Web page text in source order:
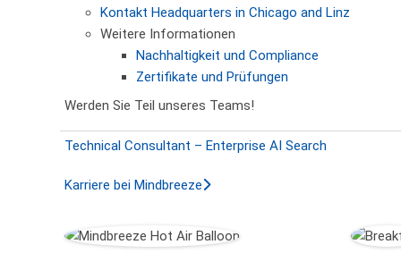
Kontakt Headquarters in Chicago and Linz
Weitere Informationen
Nachhaltigkeit und Compliance
Zertifikate und Prüfungen
Werden Sie Teil unseres Teams!
Technical Consultant – Enterprise AI Search
Karriere bei Mindbreeze